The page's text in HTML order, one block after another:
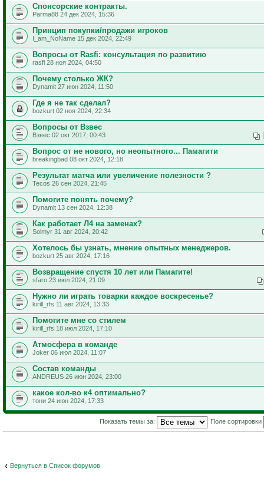
Спонсорские контракты.
Parma88 24 дек 2024, 15:36
Принцип покупки/продажи игроков
I_am_NoName 15 дек 2024, 22:49
Вопросы от Rasfi: консультация по развитию
rasfi 28 ноя 2024, 04:50
Почему столько ЖК?
Dynamit 27 июн 2024, 11:50
Где я не так сделал?
bozkurt 02 ноя 2024, 22:34
Вопросы от Взвес
Взвес 02 окт 2017, 00:43
Вопрос от не нового, но неопытного... Памагити
breakingbad 08 окт 2024, 12:18
Результат матча или увеличение полезности ?
Tecos 26 сен 2024, 21:45
Помогите понять почему?
Dynamit 13 сен 2024, 12:38
Как работает Л4 на заменах?
Solmyr 31 авг 2024, 20:42
Хотелось бы узнать, мнение опытных менеджеров.
bozkurt 25 авг 2024, 17:16
Возвращение спустя 10 лет или Памагите!
sfaro 23 июл 2024, 21:09
Нужно ли играть товарки каждое воскресенье?
kirill_rfs 11 авг 2024, 13:33
Помогите мне со стилем
kirill_rfs 18 июл 2024, 17:10
Атмосфера в команде
Joker 06 июл 2024, 11:07
Состав команды
ANDREUS 26 июн 2024, 23:00
какое кол-во к4 оптимально?
тони 24 июн 2024, 17:33
Показать темы за: Поле сортировки
Вернуться в Список форумов